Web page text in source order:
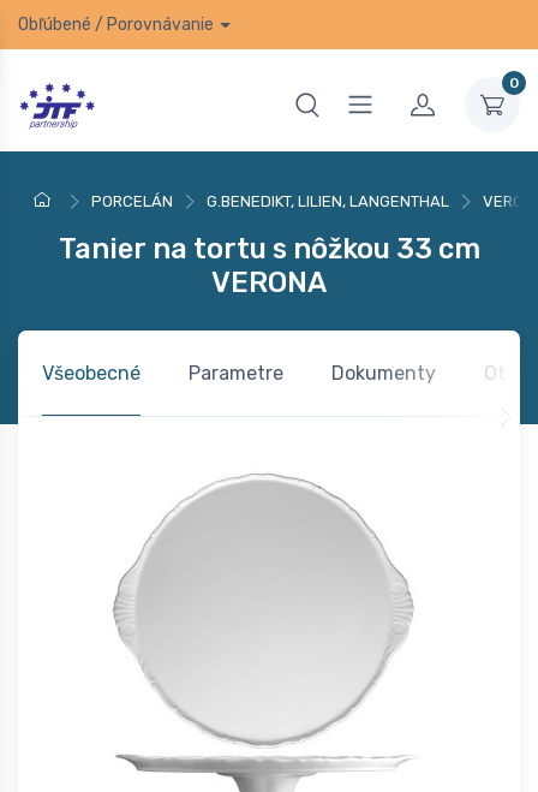
Obľúbené / Porovnávanie
0
PORCELÁN G.BENEDIKT, LILIEN, LANGENTHAL
Tanier na tortu s nôžkou 33 cm
VERONA
Všeobecné Parametre Dokumenty